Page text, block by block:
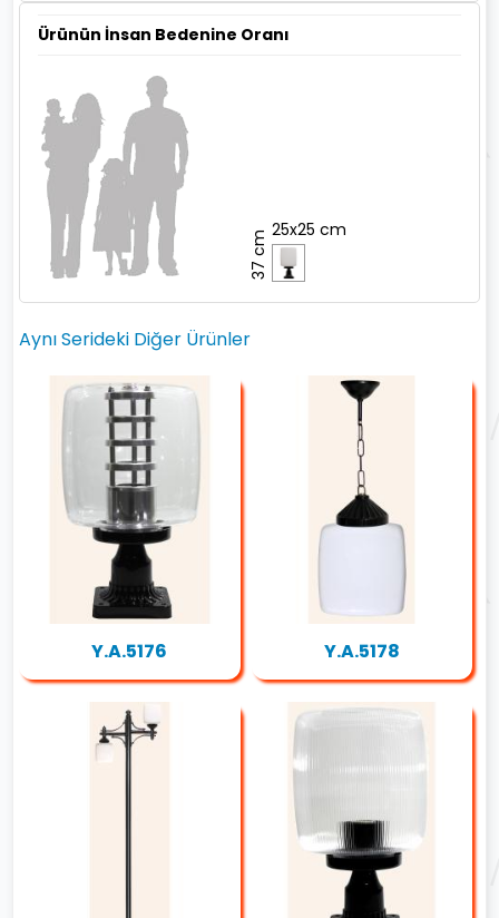
Ürünün İnsan Bedenine Oranı
25x25 cm
37 cm
Aynı Serideki Diğer Ürünler
Y.A.5176 Y.A.5178